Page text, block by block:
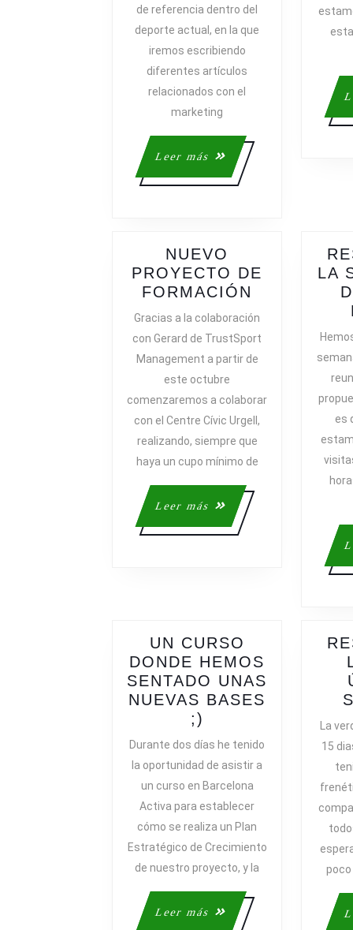
de referencia dentro del
deporte actual, en la que
iremos escribiendo
diferentes artículos
relacionados con el
marketing
Leer más
Leer
más
NUEVO
PROYECTO DE
FORMACIÓN
PROYECTO
Gracias a la colaboración
con Gerard de TrustSport
Management a partir de
este octubre
comenzaremos a colaborar
con el Centre Cívic Urgell,
realizando, siempre que
haya un cupo mínimo de
Leer más
Leer
más
LA
es
UN CURSO
DONDE HEMOS
SENTADO UNAS
NUEVAS BASES
;)
CURSO
HEMOS
SENTADO
UNAS
NUEVAS
BASES
;)
Durante dos días he tenido
la oportunidad de asistir a
un curso en Barcelona
Activa para establecer
cómo se realiza un Plan
Estratégico de Crecimiento
de nuestro proyecto, y la
Leer más
Leer
La
15